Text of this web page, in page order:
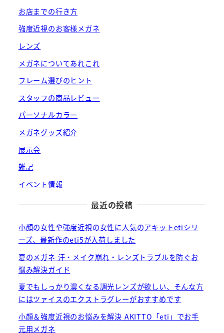
お店までの行き方
強度近視のお客様メガネ
レンズ
メガネについてあれこれ
フレーム選びのヒント
スタッフの商品レビュー
パーソナルカラー
メガネグッズ紹介
展示会
雑記
イベント情報
最近の投稿
小顔の女性や強度近視の女性に人気のアキットetiシリ
ーズ、最新作のeti5が入荷しました
夏のメガネ 汗・メイク崩れ・レンズトラブルを防ぐお
悩み解決ガイド
夏でもしっかり濃くなる調光レンズが欲しい、そんな方
にはツァイスのエクストラグレーがおすすめです
小顔＆強度近視のお悩みを解決 AKITTO「eti」でお手
元用メガネ